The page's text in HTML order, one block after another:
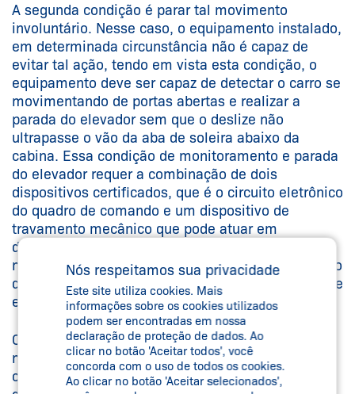
A segunda condição é parar tal movimento
involuntário. Nesse caso, o equipamento instalado,
em determinada circunstância não é capaz de
evitar tal ação, tendo em vista esta condição, o
equipamento deve ser capaz de detectar o carro se
movimentando de portas abertas e realizar a
parada do elevador sem que o deslize não
ultrapasse o vão da aba de soleira abaixo da
cabina. Essa condição de monitoramento e parada
do elevador requer a combinação de dois
dispositivos certificados, que é o circuito eletrônico
do quadro de comando e um dispositivo de
travamento mecânico que pode atuar em
diferentes partes como carro, contrapeso, polia
motriz, nos meios de suspensão ou no mesmo eixo
da polia motriz desde que suportado estaticamente
em dois pontos.
O controlador do elevador desempenha um papel
muito importante nesse processo, monitorando
constantemente a abertura da linha de segurança
Nós respeitamos sua privacidade
Este site utiliza cookies. Mais
informações sobre os cookies utilizados
podem ser encontradas em nossa
declaração de proteção de dados. Ao
clicar no botão 'Aceitar todos', você
concorda com o uso de todos os cookies.
Ao clicar no botão 'Aceitar selecionados',